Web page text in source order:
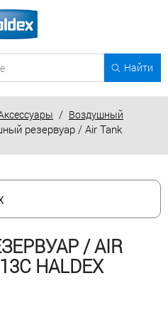
Найти
/ Воздушный
резервуар / Air Tank
/ AIR
HALDEX